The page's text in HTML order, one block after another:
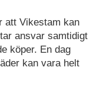
att Vikestam kan
ansvar samtidigt
köper. En dag
kan vara helt